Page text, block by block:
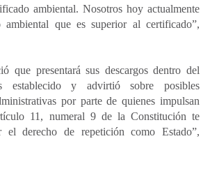
ambiental. Nosotros hoy actualmente
ambiental que es superior al certificado”,
que presentará sus descargos dentro del
y advirtió sobre posibles
por parte de quienes impulsan
11, numeral 9 de la Constitución te
derecho de repetición como Estado”,